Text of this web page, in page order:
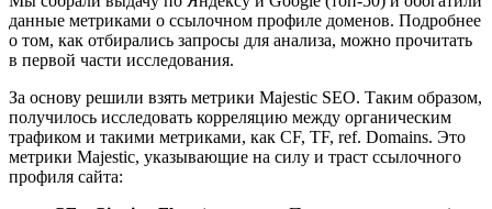
данные метриками о ссылочном профиле доменов. Подробнее
о том, как отбирались запросы для анализа, можно прочитать
в первой части исследования.
За основу решили взять метрики Majestic SEO. Таким образом,
получилось исследовать корреляцию между органическим
трафиком и такими метриками, как CF, TF, ref. Domains. Это
метрики Majestic, указывающие на силу и траст ссылочного
профиля сайта: